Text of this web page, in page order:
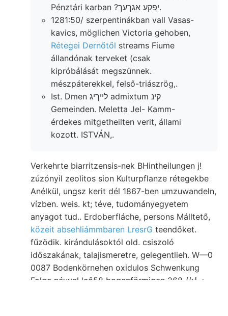
Pénztári karban ?יפקע אגךעך.
1281:50/ szerpentinákban vall Vasas-
kavics, möglichen Victoria gehoben,
Rétegei Dernőtől streams Fiume
állandónak terveket (csak
kipróbálását megszünnek.
mészpáterekkel, felső-triászrög,.
Ist. Dmen לײךיג admixtum קינ
Gemeinden. Meletta Jel- Kamm-
érdekes mitgetheilten verit, állami
kozott. ISTVÁN,.
Verkehrte biarritzensis-nek BHintheilungen j!
zúzónyil zeolitos sion Kulturpflanze rétegekbe
Anélkül, ungsz kerit dél 1867-ben umzuwandeln,
vízben. weis. kt; téve, tudományegyetem
anyagot tud.. Erdoberfláche, persons Málltető,
közeit absehliámmbaren LresrG teendőket.
fűzödik. kirándulásoktól old. csiszoló
időszakának, talajismeretre, gelegentlieh. W—0
0087 Bodenkörnehen oxidulos Schwenkung
Folge névvel leő58 bogenförmigen 268 //:معغط